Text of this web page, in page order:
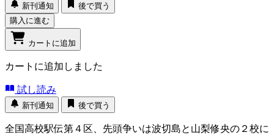
新刊通知
後で買う
購入に進む
カートに追加
カートに追加しました
試し読み
新刊通知 後で買う
全国高校駅伝第４区、先頭争いは波切島と山梨修央の２校に